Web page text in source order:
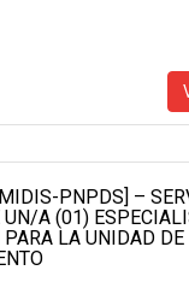
PNPDS] –
A (01)
LA UNIDAD DE